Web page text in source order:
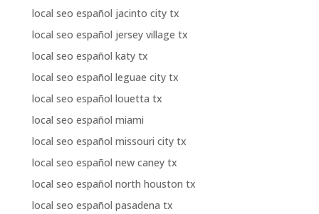
local seo español jacinto city tx
local seo español jersey village tx
local seo español katy tx
local seo español leguae city tx
local seo español louetta tx
local seo español miami
local seo español missouri city tx
local seo español new caney tx
local seo español north houston tx
local seo español pasadena tx